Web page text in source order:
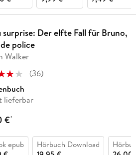
surprise: Der elfte Fall für Bruno,
police
Walker
(36)
lieferbar
€*
epub
Hörbuch Download